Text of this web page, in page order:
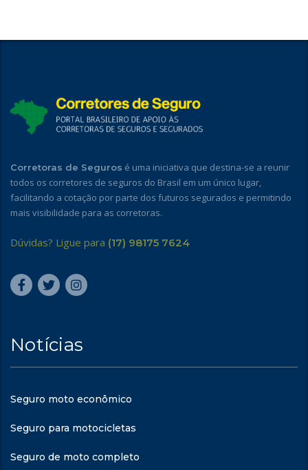
Corretoras de Seguros é uma iniciativa que destina-se a reunir
todos os corretores de seguros do Brasil em um único lugar,
facilitando a cotação por parte dos futuros segurados e permitindo
mais visibilidade para as corretoras.
Dúvidas? Ligue para (17) 98175 7624
Notícias
Seguro moto econômico
Seguro para motocicletas
Seguro de moto completo